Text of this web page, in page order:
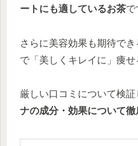
ートにも適しているお茶で
さらに美容効果も期待で
で「美しくキレイに」痩せ
厳しい口コミについて検証
ナの成分・効果について